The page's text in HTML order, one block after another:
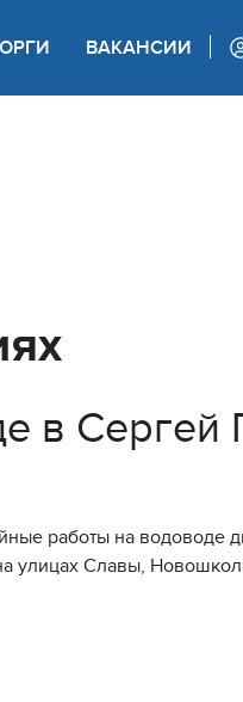
+7
ВАКАНСИИ
в Сергей
работы на водоводе
улицах Славы,